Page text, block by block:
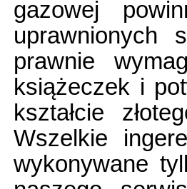
gazowej
uprawnionych
prawnie
książeczek i
kształcie
Wszelkie
wykonywane